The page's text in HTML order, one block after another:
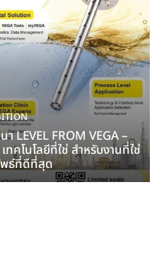
LEVEL FROM VEGA –
โนโลยีที่ใช่ สำหรับงานที่ใช่
ธ์ที่ดีที่สุด